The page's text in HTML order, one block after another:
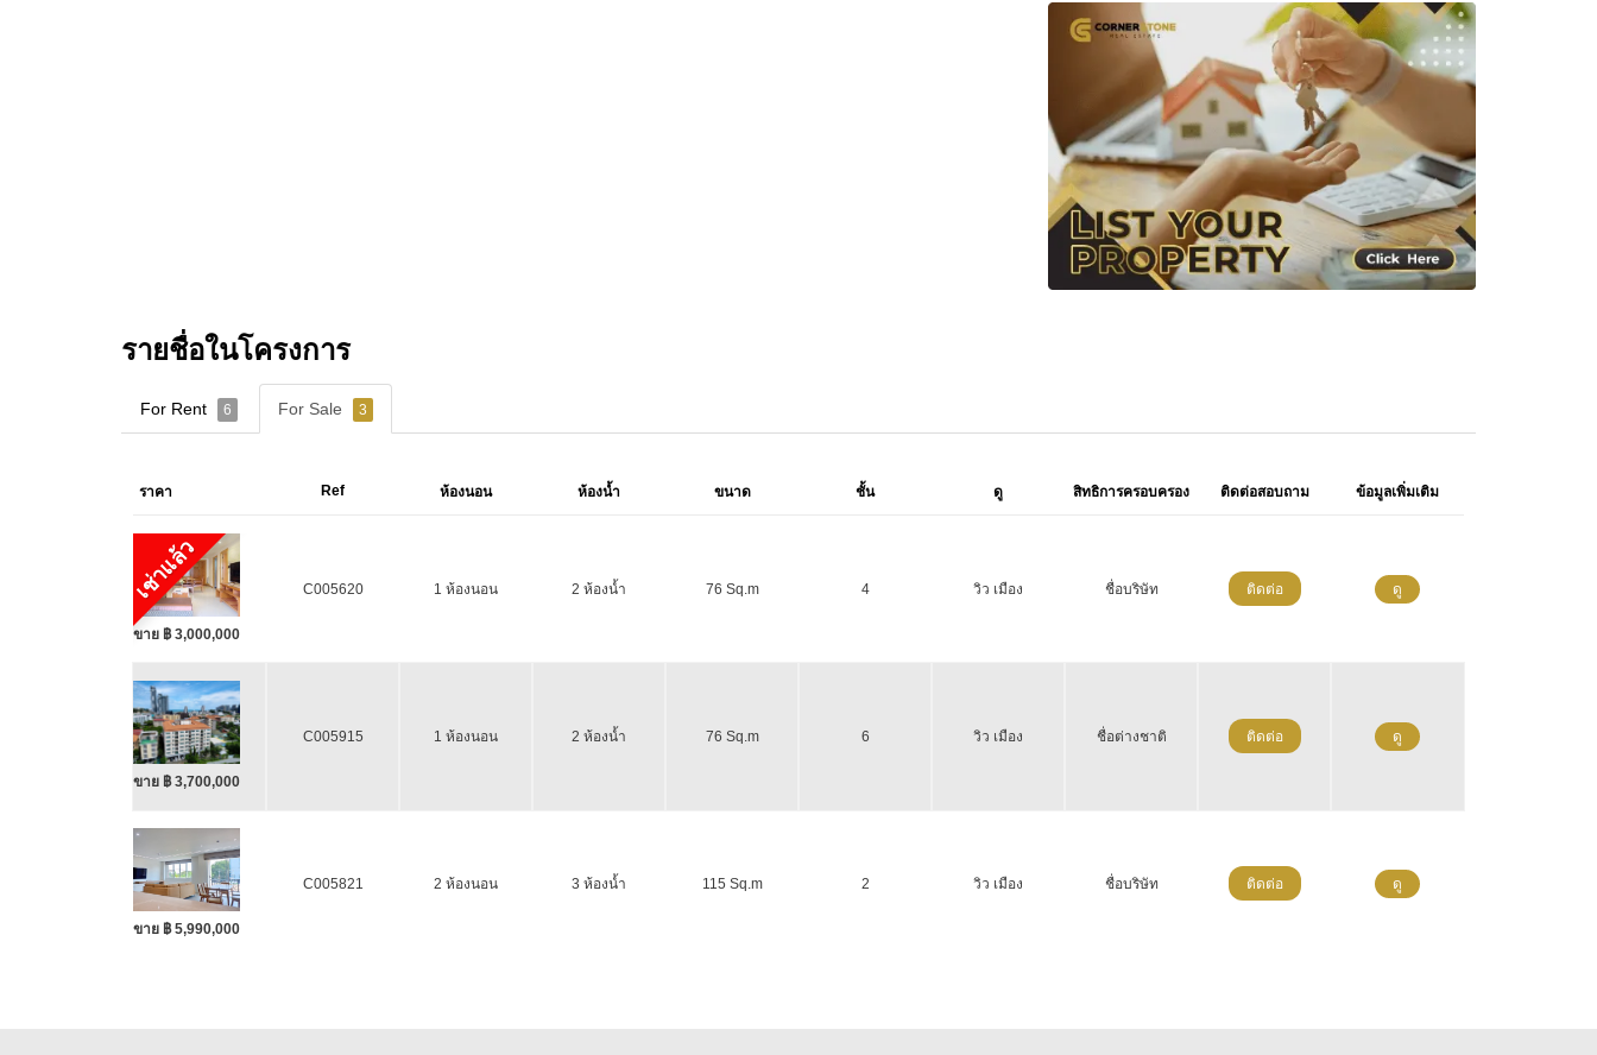
รายชื่อในโครงการ
For Rent 6 For Sale 3
ราคา Ref ห้องนอน ห้องน้ำ ขนาด ชั้น ดู สิทธิการครอบครอง ติดต่อสอบถาม ข้อมูลเพิ่มเติม
เช่าแล้ว
ขาย ฿ 3,000,000
C005620 1 ห้องนอน 2 ห้องน้ำ 76 Sq.m 4 วิว เมือง ชื่อบริษัท ติดต่อ ดู
ขาย ฿ 3,700,000
C005915 1 ห้องนอน 2 ห้องน้ำ 76 Sq.m 6 วิว เมือง ชื่อต่างชาติ ติดต่อ ดู
ขาย ฿ 5,990,000
C005821 2 ห้องนอน 3 ห้องน้ำ 115 Sq.m 2 วิว เมือง ชื่อบริษัท ติดต่อ ดู